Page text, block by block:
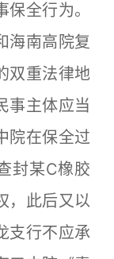
全行为。
海南高院复
双重法律地
事主体应当
院在保全过
封某C橡胶
，此后又以
支行不应承